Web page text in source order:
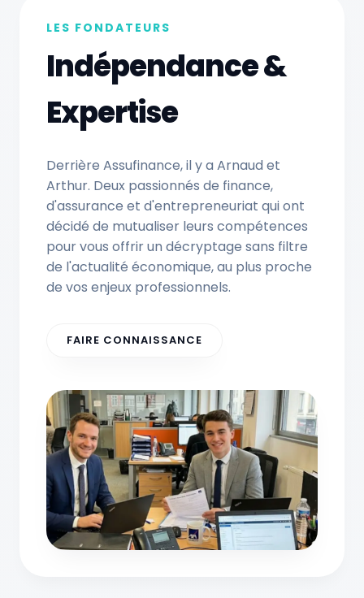
LES FONDATEURS
Indépendance &
Expertise
Derrière Assufinance, il y a Arnaud et
Arthur. Deux passionnés de finance,
d'assurance et d'entrepreneuriat qui ont
décidé de mutualiser leurs compétences
pour vous offrir un décryptage sans filtre
de l'actualité économique, au plus proche
de vos enjeux professionnels.
FAIRE CONNAISSANCE